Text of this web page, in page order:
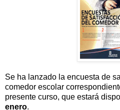
Se ha lanzado la encuesta de
comedor escolar
presente curso, que estará
enero.